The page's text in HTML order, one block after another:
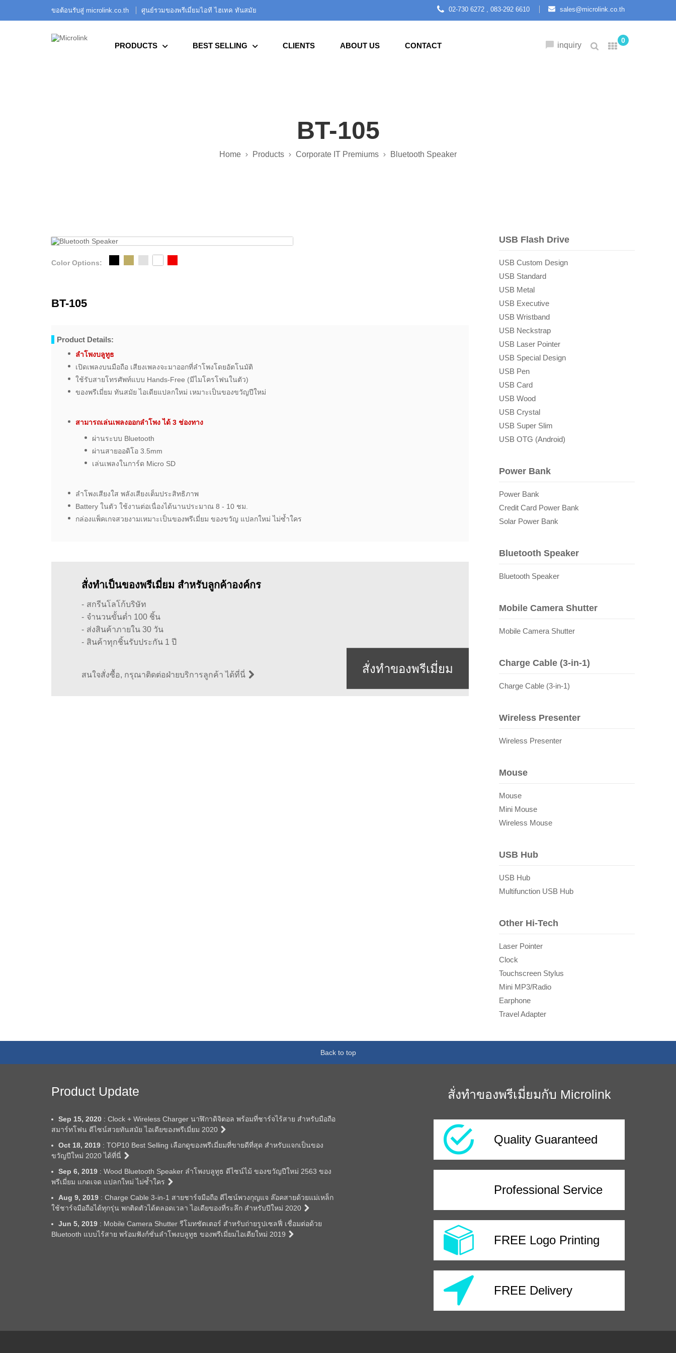
02-730 6272 , 083-292 6610 sales@microlink.co.th
ขอต้อนรับสู่ microlink.co.th ศูนย์รวมของพรีเมี่ยมไอที ไฮเทค ทันสมัย
0
inquiry
PRODUCTS BEST SELLING CLIENTS ABOUT US CONTACT
BT-105
Home Products Corporate IT Premiums Bluetooth Speaker
USB Flash Drive
USB Custom Design
USB Standard
USB Metal
USB Executive
USB Wristband
USB Neckstrap
USB Laser Pointer
USB Special Design
USB Pen
USB Card
USB Wood
USB Crystal
USB Super Slim
USB OTG (Android)
Power Bank
Power Bank
Credit Card Power Bank
Solar Power Bank
Bluetooth Speaker
Bluetooth Speaker
Mobile Camera Shutter
Mobile Camera Shutter
Charge Cable (3-in-1)
Charge Cable (3-in-1)
Wireless Presenter
Wireless Presenter
Mouse
Mouse
Mini Mouse
Wireless Mouse
USB Hub
USB Hub
Multifunction USB Hub
Other Hi-Tech
Laser Pointer
Clock
Touchscreen Stylus
Mini MP3/Radio
Earphone
Travel Adapter
Color Options:
BT-105
Product Details:
ลำโพงบลูทูธ
เปิดเพลงบนมือถือ เสียงเพลงจะมาออกที่ลำโพงโดยอัตโนมัติ
ใช้รับสายโทรศัพท์แบบ Hands-Free (มีไมโครโฟนในตัว)
ของพรีเมี่ยม ทันสมัย ไอเดียแปลกใหม่ เหมาะเป็นของขวัญปีใหม่
สามารถเล่นเพลงออกลำโพง ได้ 3 ช่องทาง
ผ่านระบบ Bluetooth
ผ่านสายออดิโอ 3.5mm
เล่นเพลงในการ์ด Micro SD
ลำโพงเสียงใส พลังเสียงเต็มประสิทธิภาพ
Battery ในตัว ใช้งานต่อเนื่องได้นานประมาณ 8 - 10 ชม.
กล่องแพ็คเกจสวยงามเหมาะเป็นของพรีเมี่ยม ของขวัญ แปลกใหม่ ไม่ซ้ำใคร
สั่งทำเป็นของพรีเมี่ยม สำหรับลูกค้าองค์กร
สกรีนโลโก้บริษัท
จำนวนขั้นต่ำ 100 ชิ้น
ส่งสินค้าภายใน 30 วัน
สินค้าทุกชิ้นรับประกัน 1 ปี
สนใจสั่งซื้อ, กรุณาติดต่อฝ่ายบริการลูกค้า ได้ที่นี่ สั่งทำของพรีเมี่ยม
Back to top
สั่งทำของพรีเมี่ยมกับ Microlink
Quality Guaranteed
Professional Service
FREE Logo Printing
FREE Delivery
Product Update
Sep 15, 2020 : Clock + Wireless Charger นาฬิกาดิจิตอล พร้อมที่ชาร์จไร้สาย สำหรับมือถือ
สมาร์ทโฟน ดีไซน์สวยทันสมัย ไอเดียของพรีเมี่ยม 2020
Oct 18, 2019 : TOP10 Best Selling เลือกดูของพรีเมี่ยมที่ขายดีที่สุด สำหรับแจกเป็นของ
ขวัญปีใหม่ 2020 ได้ที่นี่
Sep 6, 2019 : Wood Bluetooth Speaker ลำโพงบลูทูธ ดีไซน์ไม้ ของขวัญปีใหม่ 2563 ของ
พรีเมี่ยม แกดเจด แปลกใหม่ ไม่ซ้ำใคร
Aug 9, 2019 : Charge Cable 3-in-1 สายชาร์จมือถือ ดีไซน์พวงกุญแจ ล๊อคสายด้วยแม่เหล็ก
ใช้ชาร์จมือถือได้ทุกรุ่น พกติดตัวได้ตลอดเวลา ไอเดียของที่ระลึก สำหรับปีใหม่ 2020
Jun 5, 2019 : Mobile Camera Shutter รีโมทชัตเตอร์ สำหรับถ่ายรูปเซลฟี่ เชื่อมต่อด้วย
Bluetooth แบบไร้สาย พร้อมฟังก์ชั่นลำโพงบลูทูธ ของพรีเมี่ยมไอเดียใหม่ 2019